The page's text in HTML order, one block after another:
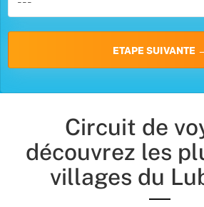
Circuit de
découvrez les
villages du